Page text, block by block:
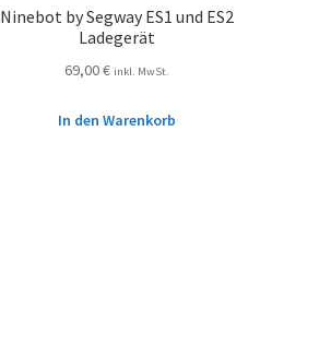
Ninebot by Segway ES1 und ES2
Ladegerät
69,00€ inkl. MwSt.
In den Warenkorb